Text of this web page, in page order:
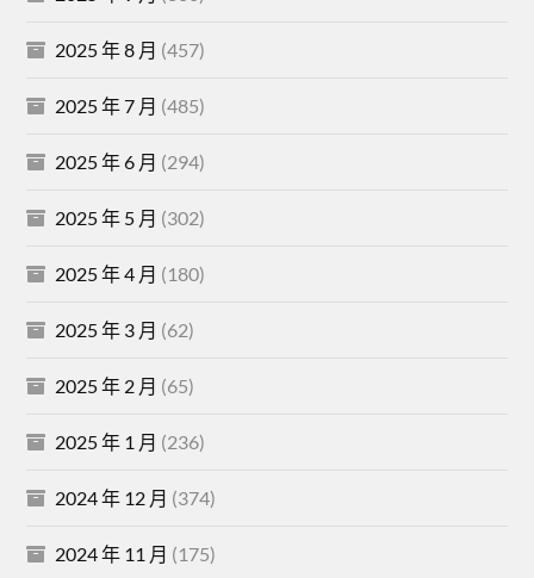
2025 年 8 月 (457)
2025 年 7 月 (485)
2025 年 6 月 (294)
2025 年 5 月 (302)
2025 年 4 月 (180)
2025 年 3 月 (62)
2025 年 2 月 (65)
2025 年 1 月 (236)
2024 年 12 月 (374)
2024 年 11 月 (175)